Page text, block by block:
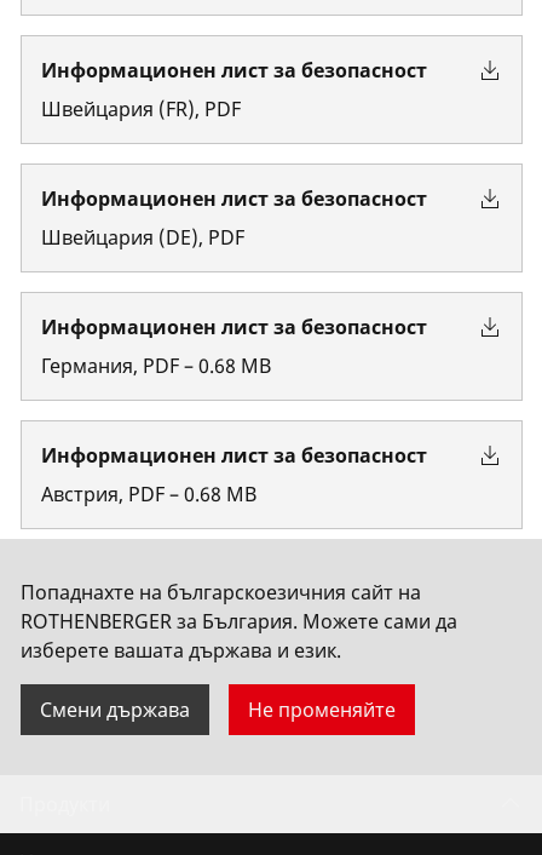
Информационен лист за безопасност
Швейцария (FR), PDF
Информационен лист за безопасност
Швейцария (DE), PDF
Информационен лист за безопасност
Германия, PDF–0.68 MB
Информационен лист за безопасност
Австрия, PDF–0.68 MB
Информационен лист за безопасност
Белгия,PDF
Покажи повече
Попаднахте на българскоезичния сайт на
ROTHENBERGER за България. Можете сами да
изберете вашата държава и език.
Смени държава Не променяйте